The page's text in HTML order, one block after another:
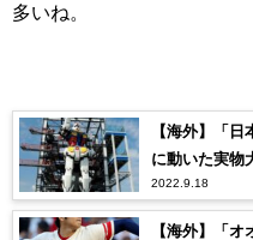
多いね。
【海外】「
に動いた実物
2022.9.18
【海外】「